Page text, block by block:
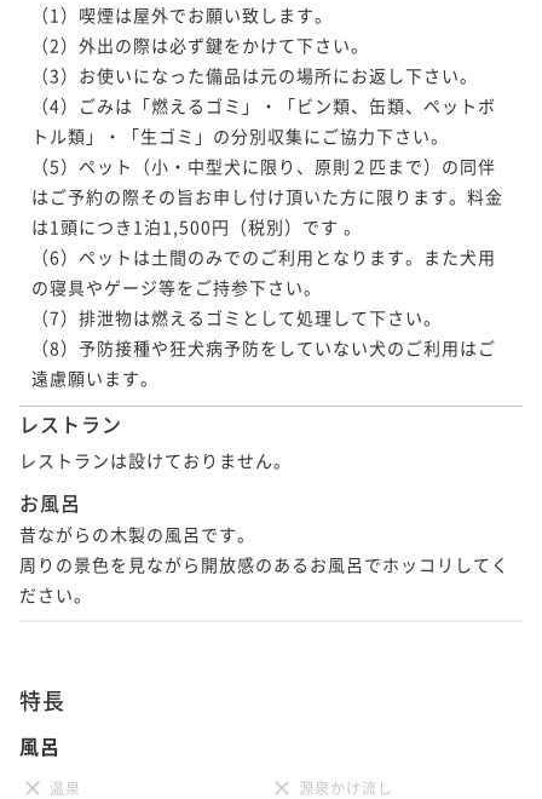
（1）喫煙は屋外でお願い致します。
（2）外出の際は必ず鍵をかけて下さい。
（3）お使いになった備品は元の場所にお返し下さい。
（4）ごみは「燃えるゴミ」・「ビン類、缶類、ペットボ
トル類」・「生ゴミ」の分別収集にご協力下さい。
（5）ペット（小・中型犬に限り、原則２匹まで）の同伴
はご予約の際その旨お申し付け頂いた方に限ります。料金
は1頭につき1泊1,500円（税別）です 。
（6）ペットは土間のみでのご利用となります。また犬用
の寝具やゲージ等をご持参下さい。
（7）排泄物は燃えるゴミとして処理して下さい。
（8）予防接種や狂犬病予防をしていない犬のご利用はご
遠慮願います。
レストラン
レストランは設けておりません。
お風呂
昔ながらの木製の風呂です。
周りの景色を見ながら開放感のあるお風呂でホッコリしてく
ださい。
特長
風呂
温泉
源泉かけ流し